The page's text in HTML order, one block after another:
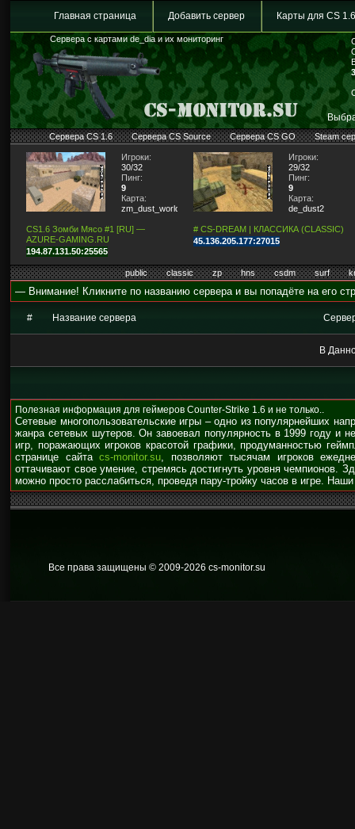
Главная страница Добавить сервер Карты для CS 1.6
Сервера с картами de_dia и их мониторинг
Сервера CS 1.6 Сервера CS Source Сервера CS GO Steam
Игроки:
30/32
Пинг:
9
Карта:
zm_dust_world
CS1.6 Зомби Мясо #1 [RU] —
AZURE-GAMING.RU
194.87.131.50:25565
Игроки:
29/32
Пинг:
9
Карта:
de_dust2
# CS-DREAM | КЛАССИКА (CLASSIC)
45.136.205.177:27015
public classic zp hns csdm surf
— Внимание! Кликните по названию сервера и вы попадёте на его
# Название сервера
В
Полезная информация для геймеров Counter-Strike 1.6 и не только..
Сетевые многопользовательские игры – одно из популярнейших
жанра сетевых шутеров. Он завоевал популярность в 1999 году и
игр, поражающих игроков красотой графики, продуманностью
странице сайта cs-monitor.su, позволяют тысячам игроков
оттачивают свое умение, стремясь достигнуть уровня чемпионов.
можно просто расслабиться, проведя пару-тройку часов в игре.
Все права защищены © 2009-2026 cs-monitor.su